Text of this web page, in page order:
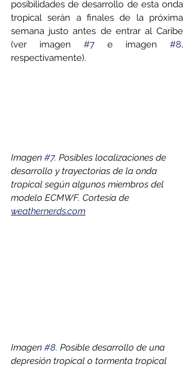
posibilidades de desarrollo de esta onda
tropical serán a finales de la próxima
semana justo antes de entrar al Caribe
(ver imagen #7 e imagen #8,
respectivamente).
Imagen #7. Posibles localizaciones de
desarrollo y trayectorias de la onda
tropical según algunos miembros del
modelo ECMWF. Cortesía de
weathernerds.com
Imagen #8. Posible desarrollo de una
depresión tropical o tormenta tropical